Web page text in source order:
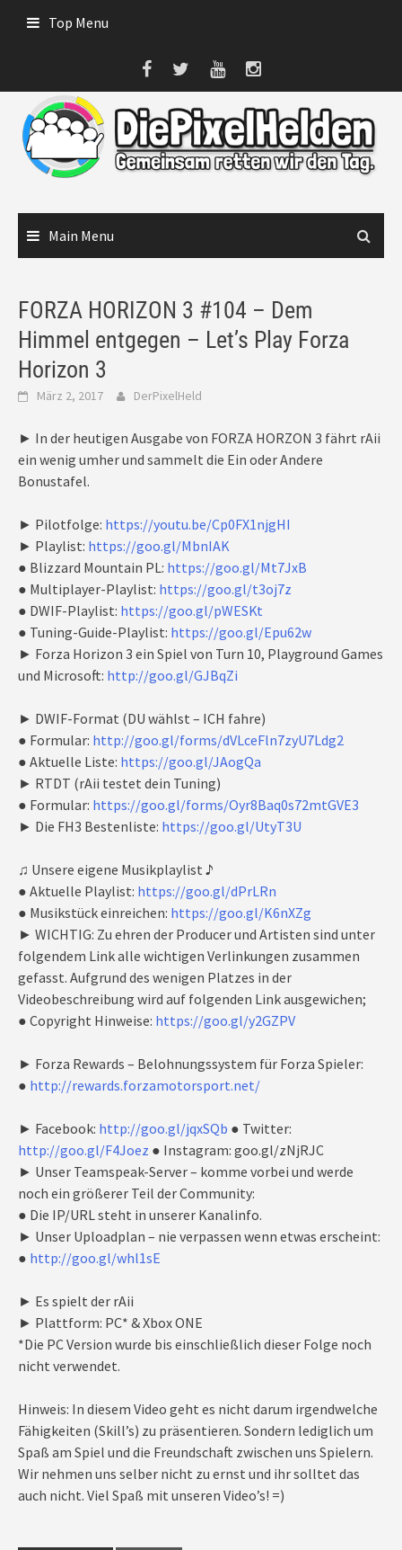
Top Menu
Main Menu
FORZA HORIZON 3 #104 – Dem
Himmel entgegen – Let’s Play Forza
Horizon 3
März 2, 2017 DerPixelHeld
► In der heutigen Ausgabe von FORZA HORZON 3 fährt rAii
ein wenig umher und sammelt die Ein oder Andere
Bonustafel.
► Pilotfolge: https://youtu.be/Cp0FX1njgHI
► Playlist: https://goo.gl/MbnIAK
● Blizzard Mountain PL: https://goo.gl/Mt7JxB
● Multiplayer-Playlist: https://goo.gl/t3oj7z
● DWIF-Playlist: https://goo.gl/pWESKt
● Tuning-Guide-Playlist: https://goo.gl/Epu62w
► Forza Horizon 3 ein Spiel von Turn 10, Playground Games
und Microsoft: http://goo.gl/GJBqZi
► DWIF-Format (DU wählst – ICH fahre)
● Formular: http://goo.gl/forms/dVLceFln7zyU7Ldg2
● Aktuelle Liste: https://goo.gl/JAogQa
► RTDT (rAii testet dein Tuning)
● Formular: https://goo.gl/forms/Oyr8Baq0s72mtGVE3
► Die FH3 Bestenliste: https://goo.gl/UtyT3U
♫ Unsere eigene Musikplaylist ♪
● Aktuelle Playlist: https://goo.gl/dPrLRn
● Musikstück einreichen: https://goo.gl/K6nXZg
► WICHTIG: Zu ehren der Producer und Artisten sind unter
folgendem Link alle wichtigen Verlinkungen zusammen
gefasst. Aufgrund des wenigen Platzes in der
Videobeschreibung wird auf folgenden Link ausgewichen;
● Copyright Hinweise: https://goo.gl/y2GZPV
► Forza Rewards – Belohnungssystem für Forza Spieler:
● http://rewards.forzamotorsport.net/
► Facebook: http://goo.gl/jqxSQb ● Twitter:
http://goo.gl/F4Joez ● Instagram: goo.gl/zNjRJC
► Unser Teamspeak-Server – komme vorbei und werde
noch ein größerer Teil der Community:
● Die IP/URL steht in unserer Kanalinfo.
► Unser Uploadplan – nie verpassen wenn etwas erscheint:
● http://goo.gl/whl1sE
► Es spielt der rAii
► Plattform: PC* & Xbox ONE
*Die PC Version wurde bis einschließlich dieser Folge noch
nicht verwendet.
Hinweis: In diesem Video geht es nicht darum irgendwelche
Fähigkeiten (Skill’s) zu präsentieren. Sondern lediglich um
Spaß am Spiel und die Freundschaft zwischen uns Spielern.
Wir nehmen uns selber nicht zu ernst und ihr solltet das
auch nicht. Viel Spaß mit unseren Video’s! =)